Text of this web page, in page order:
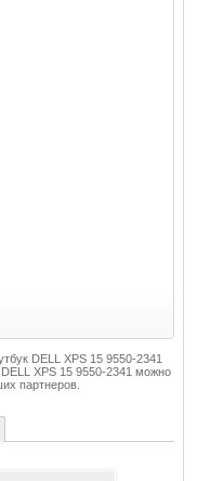
DELL XPS 15 9550-2341
XPS 15 9550-2341 можно
партнеров.